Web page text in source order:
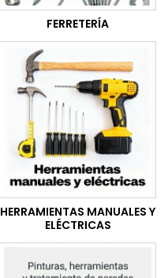
FERRETERÍA
HERRAMIENTAS MANUALES Y
ELÉCTRICAS